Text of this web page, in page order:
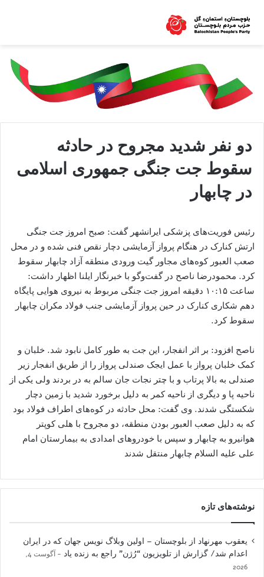
دو نفر شدید مجروح در حادثه
سقوط جت جنگی جمهوری اسلامی
در چابهار
رئیس فوریت‌های پزشکی ایرانشهر گفت: صبح امروز جت جنگی
ارتش کنارک در هنگام پرواز آزمایشی دچار نقص فنی شده و در محل
صعب العبور کوه‌های مجاور گیت ورودی منطقه آزاد چابهار سقوط
کرد. محمودرضا ناصح در گفت‌وگو با خبرنگار ایلنا اظهار داشت:
ساعت ۱۰:۱۵ دقیقه امروز جت جنگی مربوط به نیروی هوایی پایگاه
دهم شکاری کنارک در حین پرواز آزمایشی جنب فولاد مکران چابهار
سقوط کرد.
ناصح افزود: بر اثر انفجار، این جت به طور کامل نابود شد. خلبان و
کمک خلبان پرواز با عمل ایجک صندلی پرواز را از طریق انفجار زیر
صندلی به بالا پرتاب و با چتر نجات جان سالم به در بردند ولی یکی از
ناحیه پا و دیگری از ناحیه کمر به دلیل برخورد شدید با زمین دچار
شکستگی شدند. وی گفت: محل حادثه در کوه‌های اطراف فولاد بود
که به دلیل صعب العبور بودن منطقه، دو مجروح با هلی کوپتر
هوانیرو به چابهار و سپس با خودرو‌های امدادی به بیمارستان امام
علی علیه السلام چابهار منتقل شدند
نوشته‌های تازه
یعقوب مهرنهاد از بلوچستان – اولین وبلاگ نویس جهان که در ایران
اعدام شد/ گزارش از تلویزیون “رُژن” راجع به زنده یاد
آگوست 4,
2026